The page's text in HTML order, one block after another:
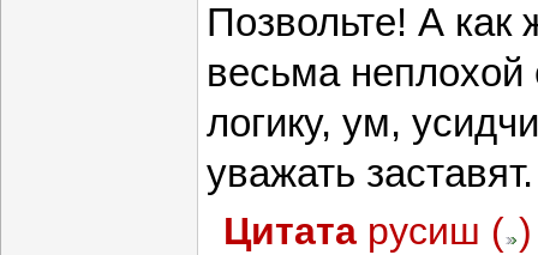
Позвольте! А как
весьма неплохой
логику, ум,
уважать
Цитата русиш ( )